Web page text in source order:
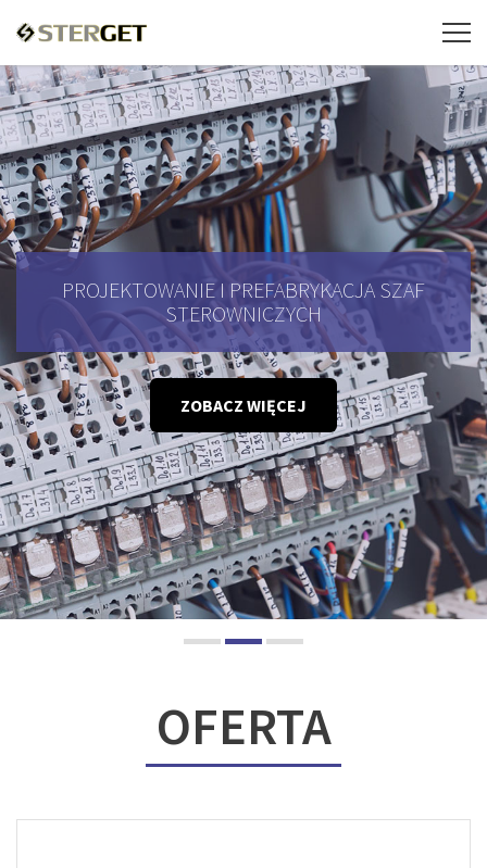
PROJEKTOWANIE I PREFABRYKACJA SZAF
STEROWNICZYCH
ZOBACZ WIĘCEJ
OFERTA